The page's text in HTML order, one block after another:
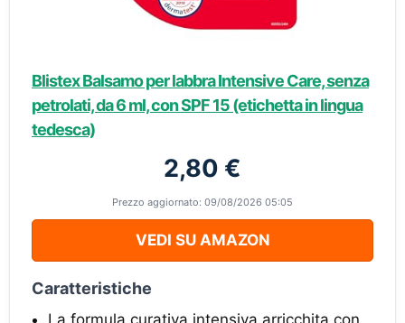
Blistex Balsamo per labbra Intensive Care, senza
petrolati, da 6 ml, con SPF 15 (etichetta in lingua
tedesca)
2,80 €
Prezzo aggiornato: 09/08/2026 05:05
VEDI SU AMAZON
Caratteristiche
La formula curativa intensiva arricchita con